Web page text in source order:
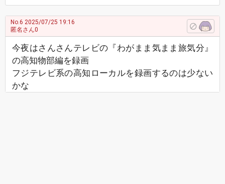
No.6 2025/07/25 19:16
匿名さん0
今夜はさんさんテレビの『わがまま気まま旅気分』
の高知物部編を録画
フジテレビ系の高知ローカルを録画するのは少ない
かな